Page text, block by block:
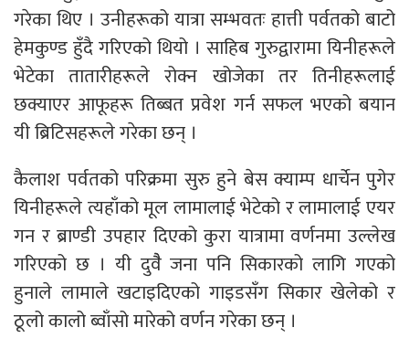
गरेका थिए । उनीहरूको यात्रा सम्भवतः हात्ती पर्वतको बाटो
हेमकुण्ड हुँदै गरिएको थियो । साहिब गुरुद्वारामा यिनीहरूले
भेटेका तातारीहरूले रोक्न खोजेका तर तिनीहरूलाई
छक्याएर आफूहरू तिब्बत प्रवेश गर्न सफल भएको बयान
यी ब्रिटिसहरूले गरेका छन् ।
कैलाश पर्वतको परिक्रमा सुरु हुने बेस क्याम्प धार्चेन पुगेर
यिनीहरूले त्यहाँको मूल लामालाई भेटेको र लामालाई एयर
गन र ब्राण्डी उपहार दिएको कुरा यात्रामा वर्णनमा उल्लेख
गरिएको छ । यी दुवैै जना पनि सिकारको लागि गएको
हुनाले लामाले खटाइदिएको गाइडसँग सिकार खेलेको र
ठूलो कालो ब्वाँसो मारेको वर्णन गरेका छन् ।